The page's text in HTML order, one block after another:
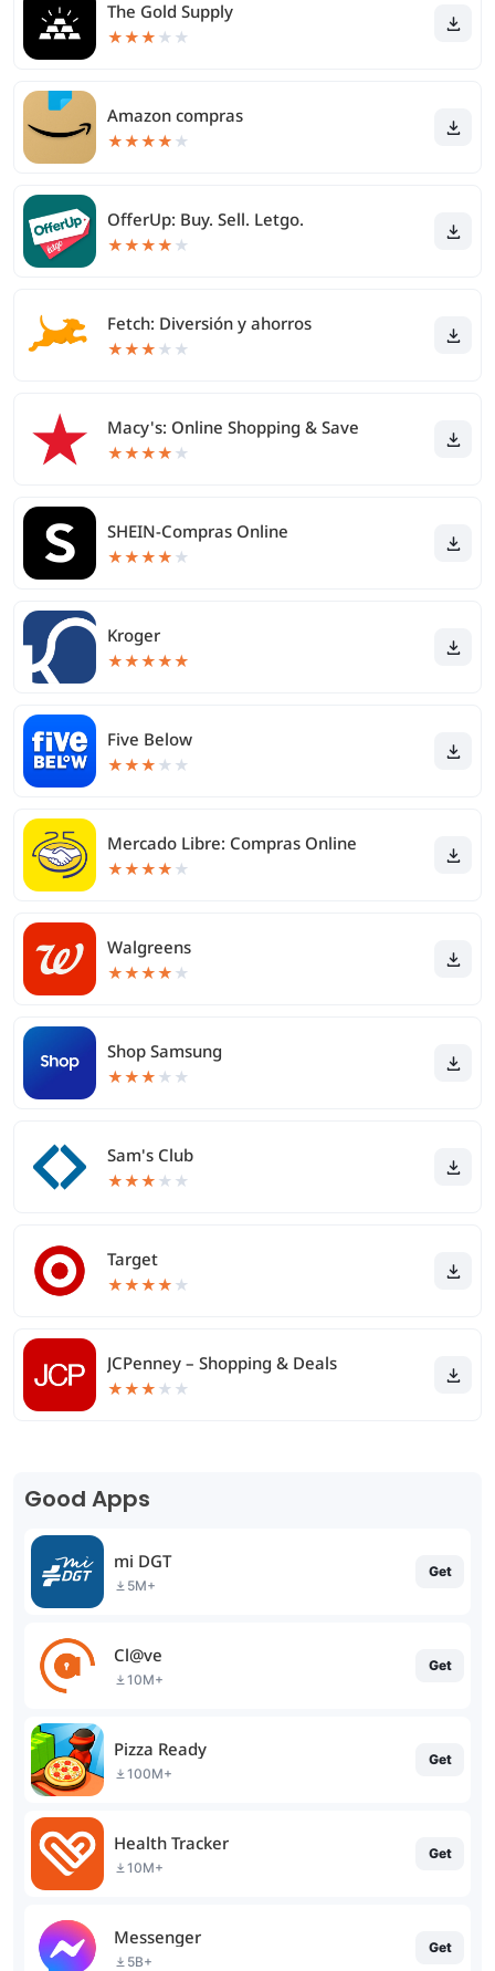
The Gold Supply
★★★ ★ ★
Amazon compras
★★★★ ★
OfferUp: Buy. Sell. Letgo.
★★★★ ★
Fetch: Diversión y ahorros
★★★ ★ ★
Macy's: Online Shopping & Save
★★★★ ★
SHEIN-Compras Online
★★★★ ★
Kroger
★★★★★
Five Below
★★★ ★ ★
Mercado Libre: Compras Online
★★★★ ★
Walgreens
★★★★ ★
Shop Samsung
★★★ ★ ★
Sam's Club
★★★ ★ ★
Target
★★★★ ★
JCPenney – Shopping & Deals
★★★ ★ ★
Good Apps
mi DGT
5M+
Get
Cl@ve
10M+
Get
Pizza Ready
100M+
Get
Health Tracker
10M+
Get
Messenger
5B+
Get